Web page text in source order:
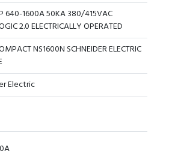
640-1600A 50KA 380/415VAC
2.0 ELECTRICALLY OPERATED
NS1600N SCHNEIDER ELECTRIC
Electric